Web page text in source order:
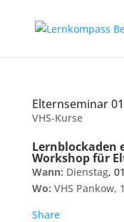
Elternseminar
VHS-Kurse
Lernblockaden
Workshop für
Wann: Dienstag,
Wo: VHS Pankow,
Share